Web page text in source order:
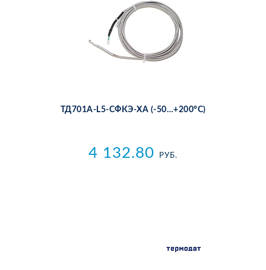
ТД701A-L5-СФКЭ-ХА (-50…+200°С)
4 132.80 РУБ.